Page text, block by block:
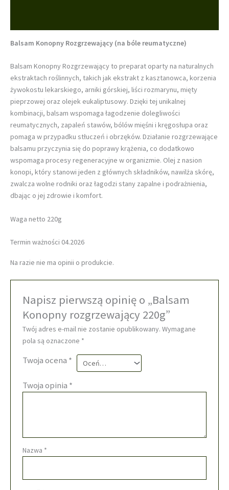
Balsam Konopny Rozgrzewający (na bóle reumatyczne)
Balsam Konopny Rozgrzewający to preparat oparty na naturalnych
ekstraktach roślinnych, takich jak ekstrakt z kasztanowca, korzenia
żywokostu lekarskiego, arniki górskiej, liści rozmarynu, mięty
pieprzowej oraz olejek eukaliptusowy. Dzięki tej unikalnej
kombinacji, balsam wspomaga łagodzenie dolegliwości
reumatycznych, zapaleń stawów, bólów mięśni i kręgosłupa oraz
pomaga w przypadku stłuczeń i obrzęków. Działanie rozgrzewające
balsamu przyczynia się do poprawy krążenia, co dodatkowo
wspomaga procesy regeneracyjne w organizmie. Olej z nasion
konopi, który stanowi jeden z głównych składników, nawilża skórę,
zwalcza wolne rodniki oraz łagodzi stany zapalne i podrażnienia,
dbając o jej zdrowie i komfort.
Waga netto 220g
Termin ważności 04.2026
Na razie nie ma opinii o produkcie.
Napisz pierwszą opinię o „Balsam
Konopny rozgrzewający 220g”
Twój adres e-mail nie zostanie opublikowany. Wymagane
pola są oznaczone *
Twoja ocena *
Twoja opinia *
Nazwa *